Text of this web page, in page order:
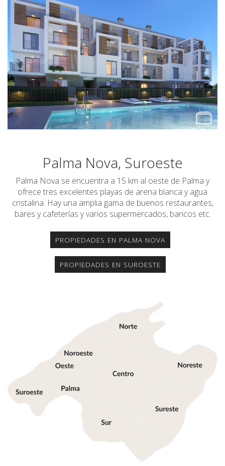
Palma Nova, Suroeste
Palma Nova se encuentra a 15 km al oeste de Palma y
ofrece tres excelentes playas de arena blanca y agua
cristalina. Hay una amplia gama de buenos restaurantes,
bares y cafeterías y varios supermercados, bancos etc.
PROPIEDADES EN PALMA NOVA
PROPIEDADES EN SUROESTE